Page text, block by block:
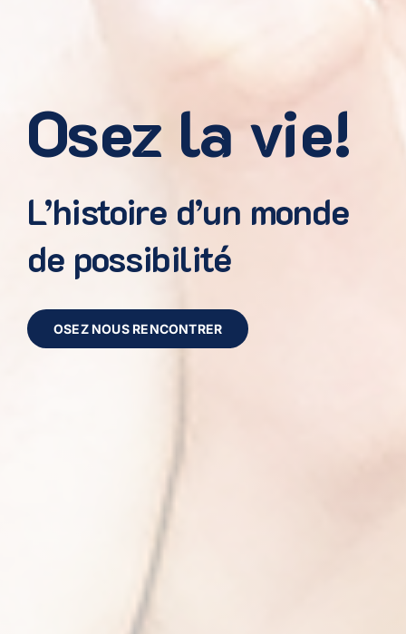
Osez la vie!
L’histoire d’un monde
de possibilité
OSEZ NOUS RENCONTRER